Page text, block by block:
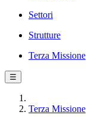
Settori
Strutture
Terza Missione
☰
Terza Missione